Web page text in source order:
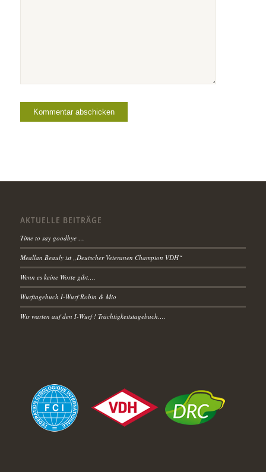
AKTUELLE BEITRÄGE
Time to say goodbye …
Meallan Beauly ist „Deutscher Veteranen Champion VDH“
Wenn es keine Worte gibt….
Wurftagebuch I-Wurf Robin & Mio
Wir warten auf den I-Wurf ! Trächtigkeitstagebuch….